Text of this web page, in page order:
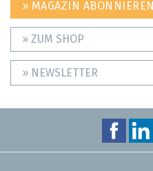
» MAGAZIN ABONNIEREN
» ZUM SHOP
» NEWSLETTER